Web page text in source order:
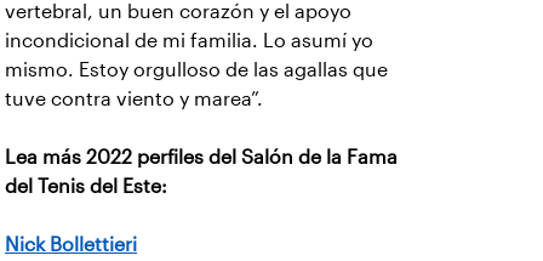
vertebral, un buen corazón y el apoyo
incondicional de mi familia. Lo asumí yo
mismo. Estoy orgulloso de las agallas que
tuve contra viento y marea”.
Lea más 2022 perfiles del Salón de la Fama
del Tenis del Este:
Nick Bollettieri